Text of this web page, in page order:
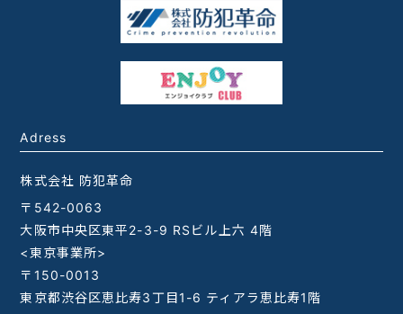
Adress
株式会社 防犯革命
〒542-0063
大阪市中央区東平2-3-9 RSビル上六 4階
<東京事業所>
〒150-0013
東京都渋谷区恵比寿3丁目1-6 ティアラ恵比寿1階